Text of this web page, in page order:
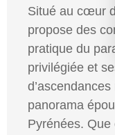
Situé au cœur
propose des
pratique du
privilégiée et
panorama
Pyrénées.